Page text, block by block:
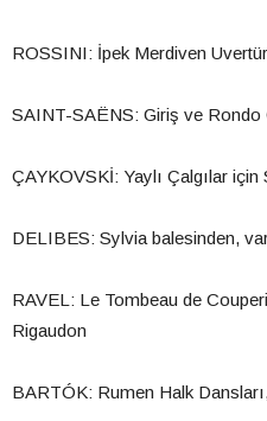
ROSSINI: İpek Merdiven
SAINT-SAËNS: Giriş ve
ÇAYKOVSKİ: Yaylı Çalgılar
DELIBES: Sylvia balesinden,
RAVEL: Le Tombeau de
Rigaudon
BARTÓK: Rumen Halk